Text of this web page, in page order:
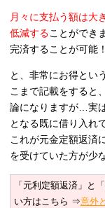
月々に支払う額は大
低減することができ
完済することが可能！
と、非常にお得とい
こまで記載をすると
論になりますが…実
となる既に借り入れ
これが元金定額返済
を受けていた方が少
「元利定額返済」と
い方はこちら ⇒意外